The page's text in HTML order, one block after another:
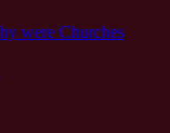
were Churches